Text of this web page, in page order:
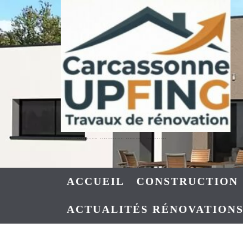
to
content
ACCUEIL CONSTRUCTION
ACTUALITÉS RÉNOVATIONS